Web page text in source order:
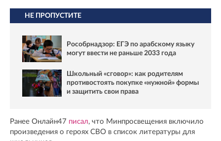
НЕ ПРОПУСТИТЕ
Рособрнадзор: ЕГЭ по арабскому языку
могут ввести не раньше 2033 года
Школьный «сговор»: как родителям
противостоять покупке «нужной» формы
и защитить свои права
Ранее Онлайн47 писал, что Минпросвещения включило
произведения о героях СВО в список литературы для